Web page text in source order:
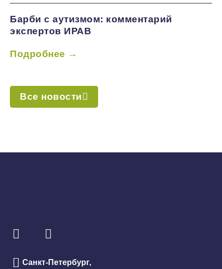
Барби с аутизмом: комментарий
экспертов ИРАВ
Подробнее →
Все новости
Санкт-Петербург,